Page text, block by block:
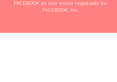
FACEBOOK es una marca registrada de
FACEBOOK, Inc.